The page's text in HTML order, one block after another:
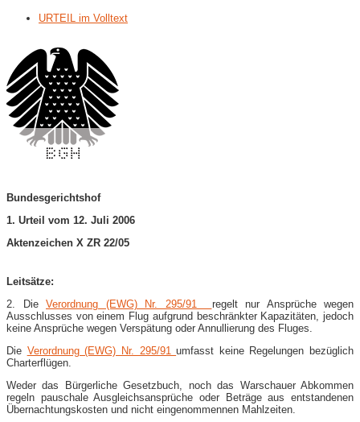
URTEIL im Volltext
Bundesgerichtshof
1. Urteil vom 12. Juli 2006
Aktenzeichen X ZR 22/05
Leitsätze:
2. Die Verordnung (EWG) Nr. 295/91 regelt nur Ansprüche wegen
Ausschlusses von einem Flug aufgrund beschränkter Kapazitäten, jedoch
keine Ansprüche wegen Verspätung oder Annullierung des Fluges.
Die Verordnung (EWG) Nr. 295/91umfasst keine Regelungen bezüglich
Charterflügen.
Weder das Bürgerliche Gesetzbuch, noch das Warschauer Abkommen
regeln pauschale Ausgleichsansprüche oder Beträge aus entstandenen
Übernachtungskosten und nicht eingenommennen Mahlzeiten.